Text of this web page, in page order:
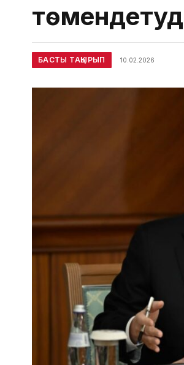
БАСТЫ ТАҚЫРЫП 10.02.2026